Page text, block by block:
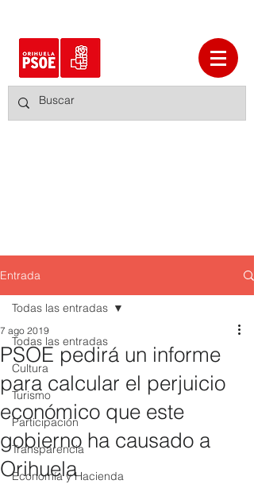
Entrada
Todas las entradas
Cultura
Turismo
Participación
Transparencia
Economía y Hacienda
Todas las entradas
PSOE pedirá un informe
para calcular el perjuicio
económico que este
gobierno ha causado a
Orihuela
7 ago 2019